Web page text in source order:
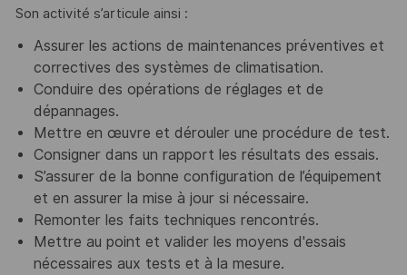
Son activité s’articule ainsi :
Assurer les actions de maintenances préventives et
correctives des systèmes de climatisation.
Conduire des opérations de réglages et de
dépannages.
Mettre en œuvre et dérouler une procédure de test.
Consigner dans un rapport les résultats des essais.
S’assurer de la bonne configuration de l’équipement
et en assurer la mise à jour si nécessaire.
Remonter les faits techniques rencontrés.
Mettre au point et valider les moyens d'essais
nécessaires aux tests et à la mesure.